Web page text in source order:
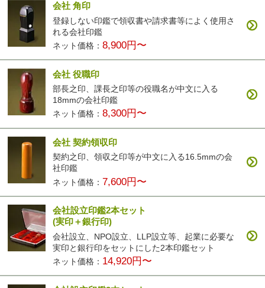
会社 角印
登録しない印鑑で領収書や請求書等によく使用さ
れる会社印鑑
ネット価格：8,900円〜
会社 役職印
部長之印、課長之印等の役職名が中文に入る
18mmの会社印鑑
ネット価格：8,300円〜
会社 契約領収印
契約之印、領収之印等が中文に入る16.5mmの会
社印鑑
ネット価格：7,600円〜
会社設立印鑑2本セット
(実印＋銀行印)
会社設立、NPO設立、LLP設立等、起業に必要な
実印と銀行印をセットにした2本印鑑セット
ネット価格： 14,920円〜